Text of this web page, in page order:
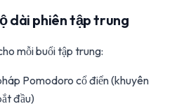
dài phiên tập trung
mỗi buổi tập trung:
Pomodoro cổ điển (khuyên
đầu)